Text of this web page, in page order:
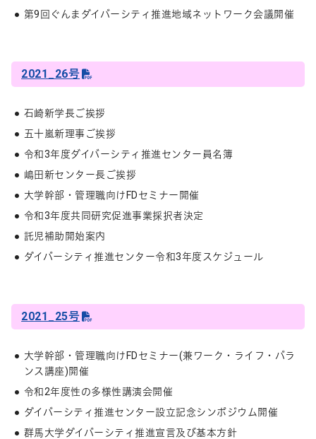
第9回ぐんまダイバーシティ推進地域ネットワーク会議開催
2021_26号
石崎新学長ご挨拶
五十嵐新理事ご挨拶
令和3年度ダイバーシティ推進センター員名簿
嶋田新センター長ご挨拶
大学幹部・管理職向けFDセミナー開催
令和3年度共同研究促進事業採択者決定
託児補助開始案内
ダイバーシティ推進センター令和3年度スケジュール
2021_25号
大学幹部・管理職向けFDセミナー(兼ワーク・ライフ・バラ
ンス講座)開催
令和2年度性の多様性講演会開催
ダイバーシティ推進センター設立記念シンポジウム開催
群馬大学ダイバーシティ推進宣言及び基本方針